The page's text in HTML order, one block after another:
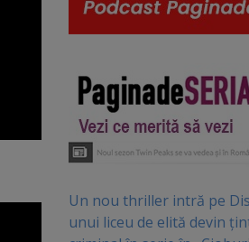
Un nou thriller intră pe
unui liceu de elită devin